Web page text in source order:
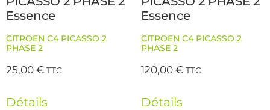
Essence
CITROEN C4 PICASSO 2
PHASE 2
25,00€ TTC
Détails
Essence
CITROEN C4 PICASSO 2
PHASE 2
120,00€ TTC
Détails